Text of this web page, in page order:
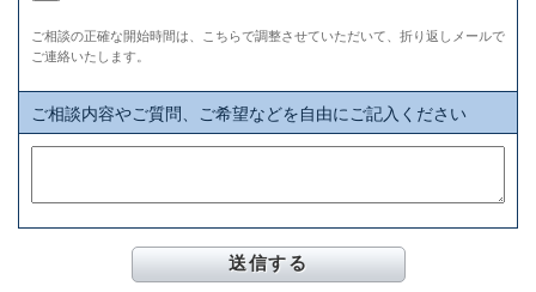
ご相談の正確な開始時間は、こちらで調整させていただいて、折り返しメールで
ご連絡いたします。
ご相談内容やご質問、ご希望などを自由にご記入ください